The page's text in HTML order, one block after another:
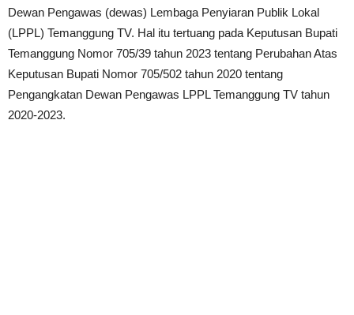
Dewan Pengawas (dewas) Lembaga Penyiaran Publik Lokal
(LPPL) Temanggung TV. Hal itu tertuang pada Keputusan Bupati
Temanggung Nomor 705/39 tahun 2023 tentang Perubahan Atas
Keputusan Bupati Nomor 705/502 tahun 2020 tentang
Pengangkatan Dewan Pengawas LPPL Temanggung TV tahun
2020-2023.